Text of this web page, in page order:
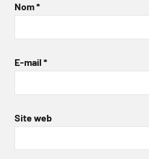
Nom*
E-mail *
Site web